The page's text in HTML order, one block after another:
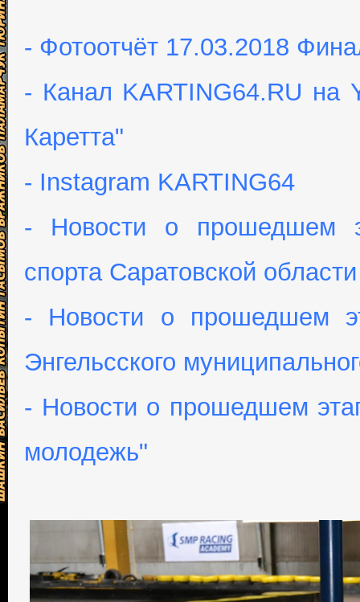
- Фотоотчёт 17.03.2018
- Канал KARTING64.RU на
Каретта"
- Instagram KARTING64
- Новости о прошедшем
спорта Саратовской области
- Новости о прошедшем
Энгельсского
- Новости о прошедшем
молодежь"